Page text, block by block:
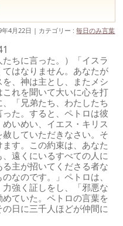
4月22日 カテゴリー :毎日のみ言葉
たちに言った。）「イスラ
はなりません。あなたが
、神は主とし、またメシ
れを聞いて大いに心を打
「兄弟たち、わたしたち
た。すると、ペトロは彼
いめい、イエス・キリス
していただきなさい。そ
す。この約束は、あなた
遠くにいるすべての人に
主が招いてくださる者な
なのです。」ペトロは、
強く証しをし、「邪悪な
ていた。ペトロの言葉を
日に三千人ほどが仲間に